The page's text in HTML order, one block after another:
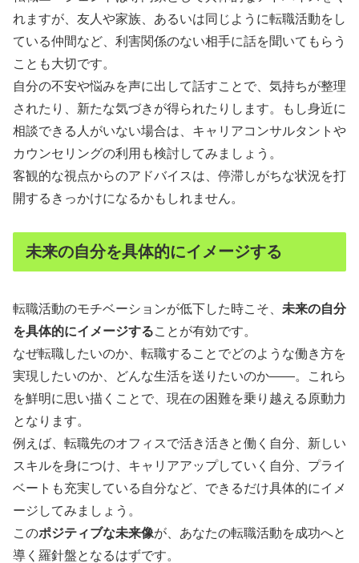
れますが、友人や家族、あるいは同じように転職活動をし
ている仲間など、利害関係のない相手に話を聞いてもらう
ことも大切です。
自分の不安や悩みを声に出して話すことで、気持ちが整理
されたり、新たな気づきが得られたりします。もし身近に
相談できる人がいない場合は、キャリアコンサルタントや
カウンセリングの利用も検討してみましょう。
客観的な視点からのアドバイスは、停滞しがちな状況を打
開するきっかけになるかもしれません。
未来の自分を具体的にイメージする
転職活動のモチベーションが低下した時こそ、 未来の自分
を具体的にイメージすることが有効です。
なぜ転職したいのか、転職することでどのような働き方を
実現したいのか、どんな生活を送りたいのか――。これら
を鮮明に思い描くことで、現在の困難を乗り越える原動力
となります。
例えば、転職先のオフィスで活き活きと働く自分、新しい
スキルを身につけ、キャリアアップしていく自分、プライ
ベートも充実している自分など、できるだけ具体的にイメ
ージしてみましょう。
このポジティブな未来像が、あなたの転職活動を成功へと
導く羅針盤となるはずです。